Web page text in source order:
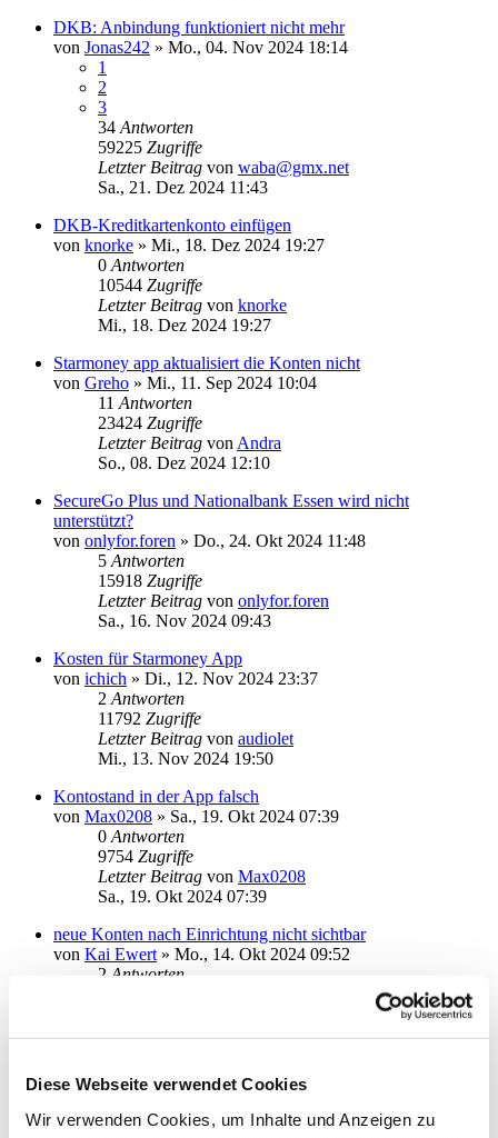
Diese Webseite verwendet Cookies
Wir verwenden Cookies, um Inhalte und Anzeigen zu
DKB: Anbindung funktioniert nicht mehr
von Jonas242 » Mo., 04. Nov 2024 18:14
1
2
3
34 Antworten
59225 Zugriffe
Letzter Beitrag von waba@gmx.net
Sa., 21. Dez 2024 11:43
DKB-Kreditkartenkonto einfügen
von knorke » Mi., 18. Dez 2024 19:27
0 Antworten
10544 Zugriffe
Letzter Beitrag von knorke
Mi., 18. Dez 2024 19:27
Starmoney app aktualisiert die Konten nicht
von Greho » Mi., 11. Sep 2024 10:04
11 Antworten
23424 Zugriffe
Letzter Beitrag von Andra
So., 08. Dez 2024 12:10
SecureGo Plus und Nationalbank Essen wird nicht
unterstützt?
von onlyfor.foren » Do., 24. Okt 2024 11:48
5 Antworten
15918 Zugriffe
Letzter Beitrag von onlyfor.foren
Sa., 16. Nov 2024 09:43
Kosten für Starmoney App
von ichich » Di., 12. Nov 2024 23:37
2 Antworten
11792 Zugriffe
Letzter Beitrag von audiolet
Mi., 13. Nov 2024 19:50
Kontostand in der App falsch
von Max0208 » Sa., 19. Okt 2024 07:39
0 Antworten
9754 Zugriffe
Letzter Beitrag von Max0208
Sa., 19. Okt 2024 07:39
neue Konten nach Einrichtung nicht sichtbar
von Kai Ewert » Mo., 14. Okt 2024 09:52
2 Antworten
Mo., 14. Okt 2024 18:21
vongekra»Do., 10. Okt 2024 13:14
Antworten
12966 Zugriffe